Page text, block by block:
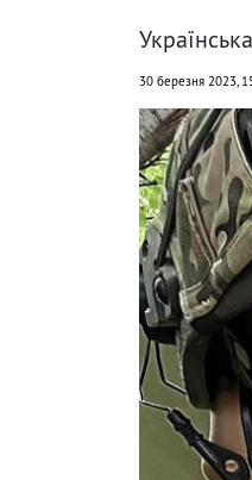
30 березня 2023,